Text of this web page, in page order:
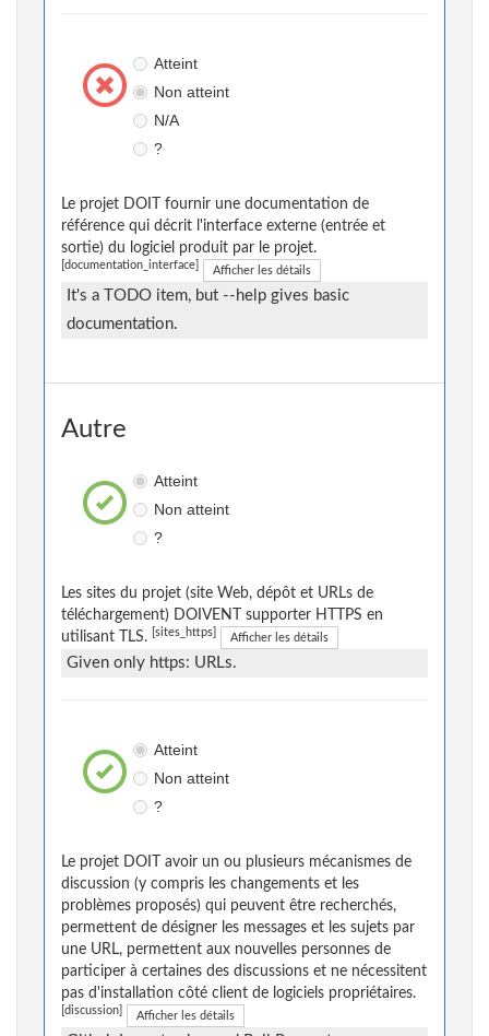
Atteint
Non atteint
N/A
?
Le projet DOIT fournir une documentation de
référence qui décrit l'interface externe (entrée et
sortie) du logiciel produit par le projet.
[documentation_interface] Afficher les détails
It's a TODO item, but --help gives basic
documentation.
Autre
Atteint
Non atteint
?
Les sites du projet (site Web, dépôt et URLs de
téléchargement) DOIVENT supporter HTTPS en
utilisant TLS.
[sites_https] Afficher les détails
Given only https: URLs.
Atteint
Non atteint
?
Le projet DOIT avoir un ou plusieurs mécanismes de
discussion (y compris les changements et les
problèmes proposés) qui peuvent être recherchés,
permettent de désigner les messages et les sujets par
une URL, permettent aux nouvelles personnes de
participer à certaines des discussions et ne nécessitent
pas d'installation côté client de logiciels propriétaires.
[discussion] Afficher les détails